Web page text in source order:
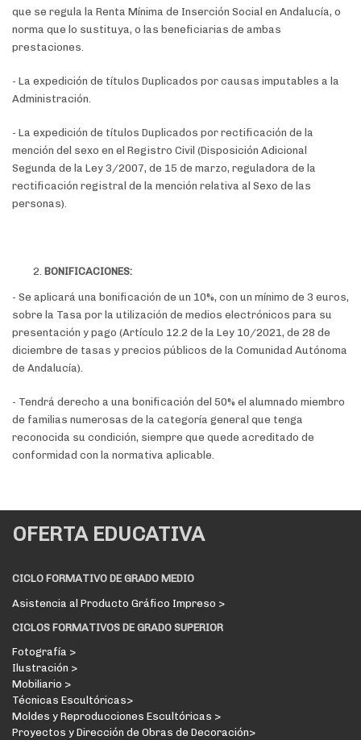
que se regula la Renta Mínima de Inserción Social en Andalucía, o
norma que lo sustituya, o las beneficiarias de ambas
prestaciones.
- La expedición de títulos Duplicados por causas imputables a la
Administración.
- La expedición de títulos Duplicados por rectificación de la
mención del sexo en el Registro Civil (Disposición Adicional
Segunda de la Ley 3/2007, de 15 de marzo, reguladora de la
rectificación registral de la mención relativa al Sexo de las
personas).
BONIFICACIONES:
- Se aplicará una bonificación de un 10%, con un mínimo de 3 euros,
sobre la Tasa por la utilización de medios electrónicos para su
presentación y pago (Artículo 12.2 de la Ley 10/2021, de 28 de
diciembre de tasas y precios públicos de la Comunidad Autónoma
de Andalucía).
- Tendrá derecho a una bonificación del 50% el alumnado miembro
de familias numerosas de la categoría general que tenga
reconocida su condición, siempre que quede acreditado de
conformidad con la normativa aplicable.
OFERTA EDUCATIVA
CICLO FORMATIVO DE GRADO MEDIO
Asistencia al Producto Gráfico Impreso >
CICLOS FORMATIVOS DE GRADO SUPERIOR
Fotografía >
Ilustración >
Mobiliario >
Técnicas Escultóricas>
Moldes y Reproducciones Escultóricas >
Proyectos y Dirección de Obras de Decoración>